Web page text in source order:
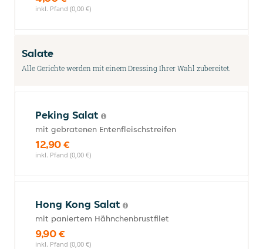
inkl. Pfand (0,00 €)
Salate
Alle Gerichte werden mit einem Dressing Ihrer Wahl zubereitet.
Peking Salat
mit gebratenen Entenfleischstreifen
12,90 €
inkl. Pfand (0,00 €)
Hong Kong Salat
mit paniertem Hähnchenbrustfilet
9,90 €
inkl. Pfand (0,00 €)